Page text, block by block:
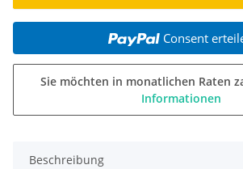
Consent
Sie möchten in monatlichen Raten
Informationen
Beschreibung